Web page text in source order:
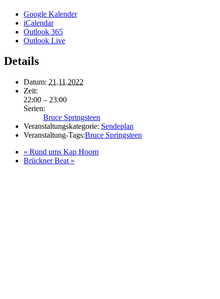
Google Kalender
iCalendar
Outlook 365
Outlook Live
Details
Datum: 21.11.2022
Zeit:
22:00 – 23:00
Serien:
Bruce Springsteen
Veranstaltungskategorie: Sendeplan
Veranstaltung-Tags:Bruce Springsteen
« Rund ums Kap Hoorn
Brückner Beat »